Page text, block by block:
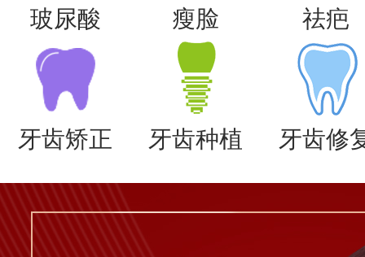
玻尿酸 瘦脸 祛疤
牙齿矫正 牙齿种植 牙齿修